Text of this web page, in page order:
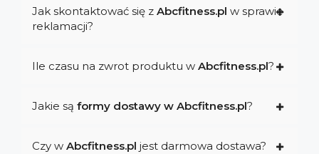
Jak skontaktować się z Abcfitness.pl w sprawie
reklamacji?
Ile czasu na zwrot produktu w Abcfitness.pl?
Jakie są formy dostawy w Abcfitness.pl?
Czy w Abcfitness.pl jest darmowa dostawa?